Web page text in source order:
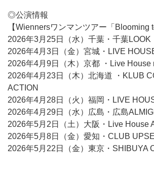
◎公演情報
【Wiennersワンマンツアー「Blooming
2026年3月25日（水）千葉・千葉LOOK
2026年4月3日（金）宮城・LIVE
2026年4月9日（木）京都 ・Live House
2026年4月23日（木）北海道 ・KLUB
ACTION
2026年4月28日（火）福岡・LIVE
2026年4月29日（水）広島・広島
2026年5月2日（土）大阪・Live House
2026年5月8日（金）愛知・CLUB
2026年5月22日（金）東京・SHIBUYA